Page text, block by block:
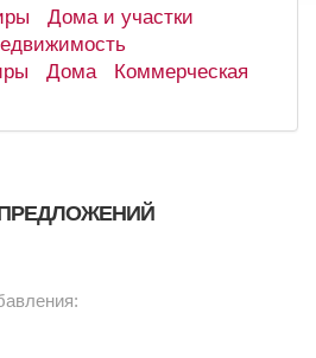
Дома и участки
Дома
Коммерческая